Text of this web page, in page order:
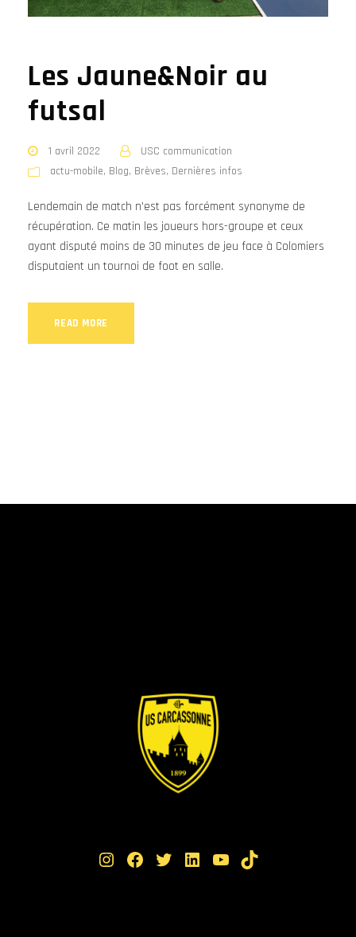
Les Jaune&Noir au
futsal
1 avril 2022
USC communication
actu-mobile, Blog, Brèves, Dernières infos
Lendemain de match n'est pas forcément synonyme de
récupération. Ce matin les joueurs hors-groupe et ceux
ayant disputé moins de 30 minutes de jeu face à Colomiers
disputaient un tournoi de foot en salle.
READ MORE
Instagram Facebook Twitter LinkedIn YouTube TikTok